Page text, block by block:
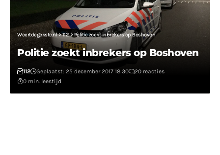
Weertdegekste.nl>112>Politie zoekt inbrekers op Boshoven
Politie zoekt inbrekers op Boshoven
112 Geplaatst: 25 december 2017 18:30
20 reacties
0 min. leestijd